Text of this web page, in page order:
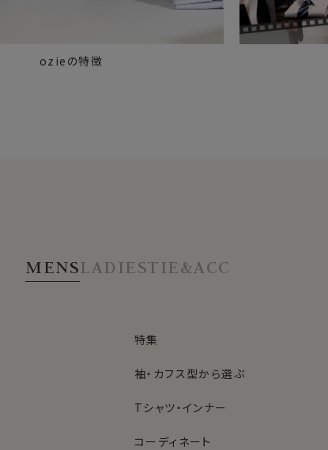
ozieの特徴
MENSLADIESTIE&ACC
特集
袖・カフス型から選ぶ
Tシャツ・インナー
コーディネート